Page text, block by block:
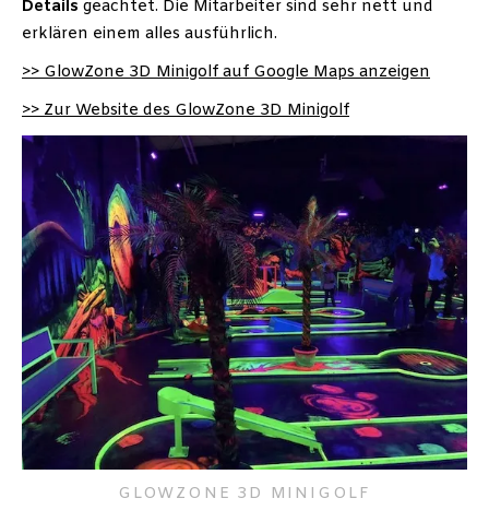
Details geachtet. Die Mitarbeiter sind sehr nett und
erklären einem alles ausführlich.
>> GlowZone 3D Minigolf auf Google Maps anzeigen
>> Zur Website des GlowZone 3D Minigolf
GLOWZONE 3D MINIGOLF